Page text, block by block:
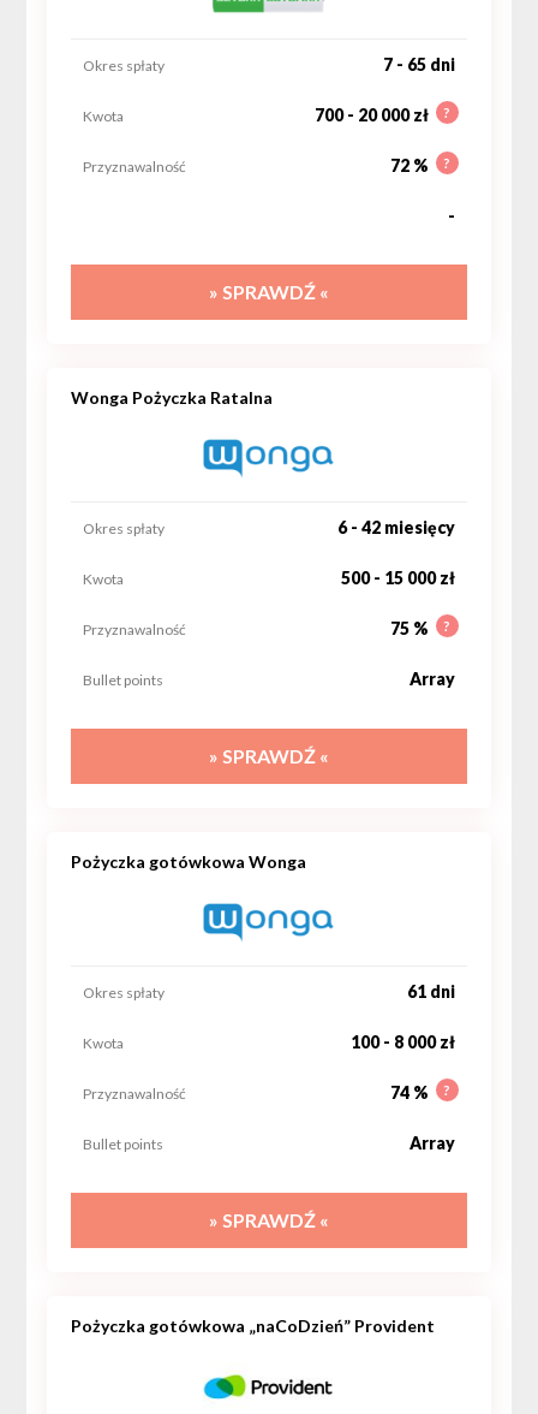
7 - 65 dni
Okres spłaty
700 - 20 000 zł ?
Kwota
72 % ?
Przyznawalność
-
» SPRAWDŹ «
Wonga Pożyczka Ratalna
6 - 42 miesięcy
Okres spłaty
500 - 15 000 zł
Kwota
75 % ?
Przyznawalność
Array
Bullet points
» SPRAWDŹ «
Pożyczka gotówkowa Wonga
61 dni
Okres spłaty
100 - 8 000 zł
Kwota
74 % ?
Przyznawalność
Array
Bullet points
» SPRAWDŹ «
Pożyczka gotówkowa „naCoDzień” Provident